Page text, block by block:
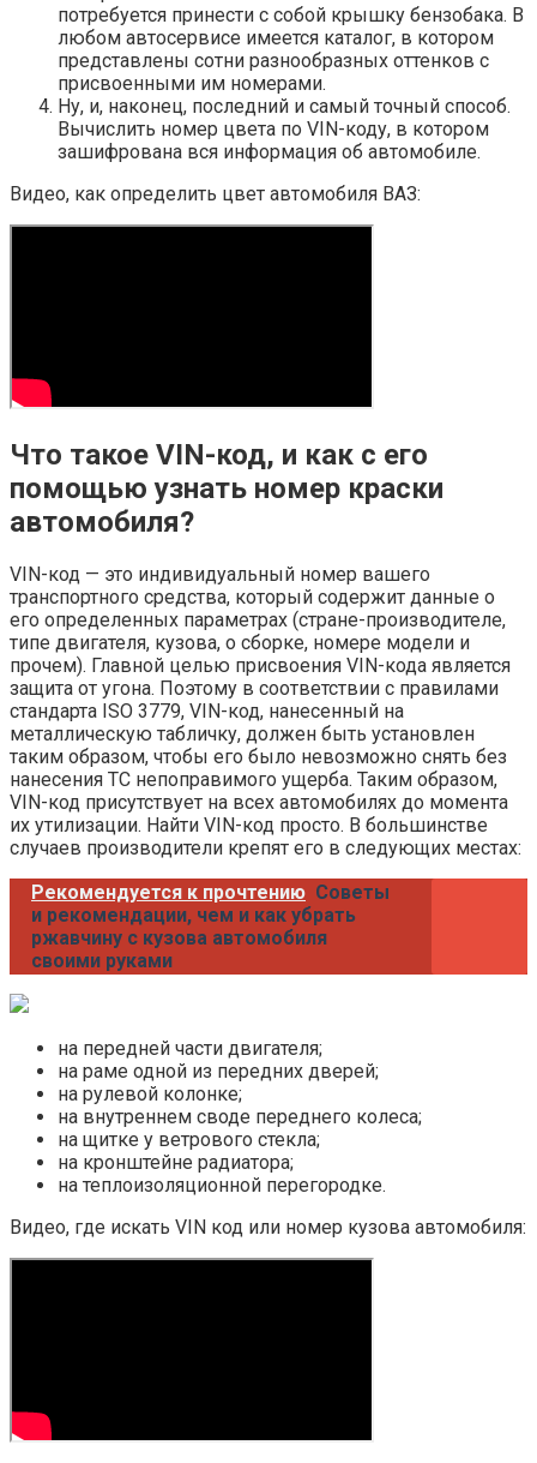
потребуется принести с собой крышку бензобака. В
любом автосервисе имеется каталог, в котором
представлены сотни разнообразных оттенков с
присвоенными им номерами.
Ну, и, наконец, последний и самый точный способ.
Вычислить номер цвета по VIN-коду, в котором
зашифрована вся информация об автомобиле.
Видео, как определить цвет автомобиля ВАЗ:
Что такое VIN-код, и как с его
помощью узнать номер краски
автомобиля?
VIN-код — это индивидуальный номер вашего
транспортного средства, который содержит данные о
его определенных параметрах (стране-производителе,
типе двигателя, кузова, о сборке, номере модели и
прочем). Главной целью присвоения VIN-кода является
защита от угона. Поэтому в соответствии с правилами
стандарта ISO 3779, VIN-код, нанесенный на
металлическую табличку, должен быть установлен
таким образом, чтобы его было невозможно снять без
нанесения ТС непоправимого ущерба. Таким образом,
VIN-код присутствует на всех автомобилях до момента
их утилизации. Найти VIN-код просто. В большинстве
случаев производители крепят его в следующих местах:
Рекомендуется к прочтению Советы
и рекомендации, чем и как убрать
ржавчину с кузова автомобиля
своими руками
на передней части двигателя;
на раме одной из передних дверей;
на рулевой колонке;
на внутреннем своде переднего колеса;
на щитке у ветрового стекла;
на кронштейне радиатора;
на теплоизоляционной перегородке.
Видео, где искать VIN код или номер кузова автомобиля: